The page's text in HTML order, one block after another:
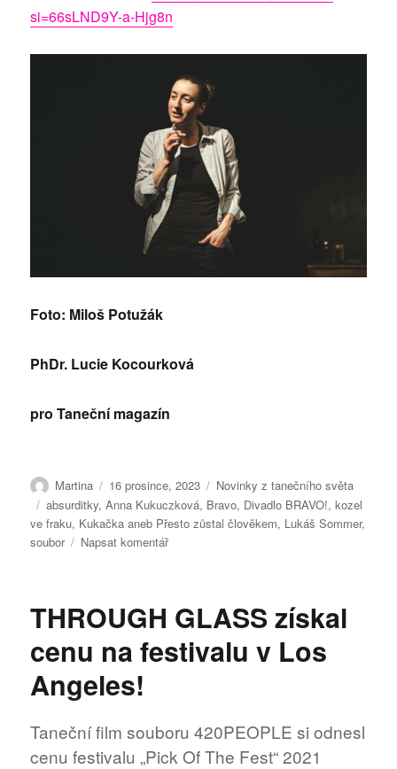
si=66sLND9Y-a-Hjg8n
Foto: Miloš Potužák
PhDr. Lucie Kocourková
pro Taneční magazín
Autor:
Martina Publikováno:
16 prosince, 2023 Rubriky:
Novinky z tanečního světa
Štítky:
absurditky,Anna Kukuczková, Bravo, Divadlo BRAVO!,kozel
ve fraku, Kukačka aneb Přesto zůstal člověkem, Lukáš Sommer,
soubor
Napsat komentářpro
Kukačka
tam,
BRAVO!
THROUGH GLASS získal
cenu na festivalu v Los
Angeles!
Taneční film souboru 420PEOPLE si odnesl
cenu festivalu „Pick Of The Fest“ 2021